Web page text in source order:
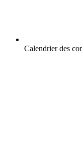
Calendrier des